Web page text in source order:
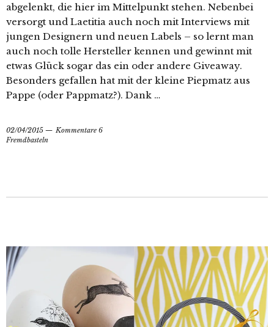
abgelenkt, die hier im Mittelpunkt stehen. Nebenbei
versorgt und Laetitia auch noch mit Interviews mit
jungen Designern und neuen Labels – so lernt man
auch noch tolle Hersteller kennen und gewinnt mit
etwas Glück sogar das ein oder andere Giveaway.
Besonders gefallen hat mit der kleine Piepmatz aus
Pappe (oder Pappmatz?). Dank …
02/04/2015
Kommentare 6
Fremdbasteln